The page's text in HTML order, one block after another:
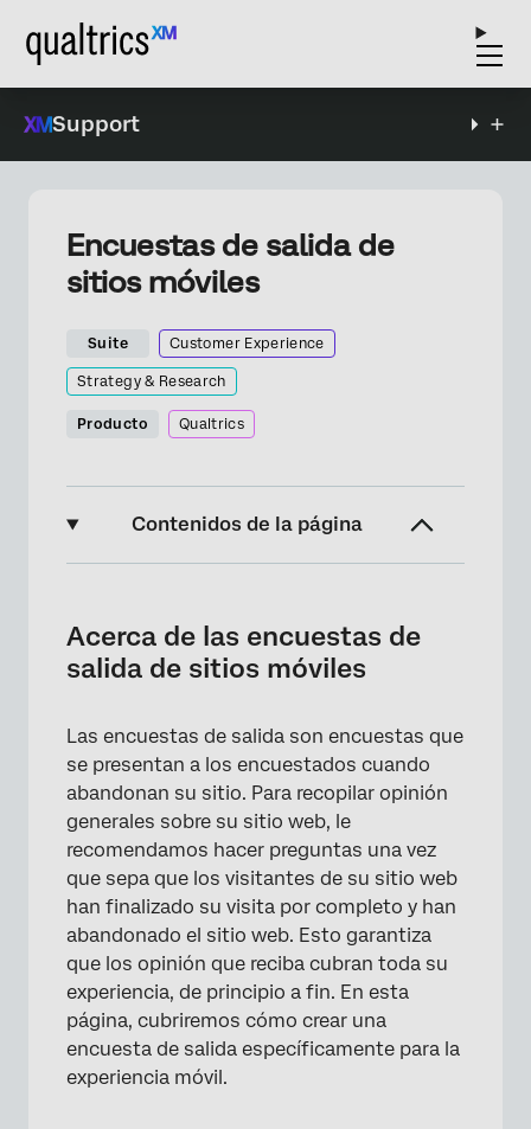
Support
Encuestas de salida de
sitios móviles
Suite Customer Experience
Strategy & Research
Producto Qualtrics
Contenidos de la página
Descripción general de las encuestas de
salida de sitios móviles
Paso 1: Creación de una Encuesta de
recopilación de información de Contacto
Paso 2: Configurar un Flujo de trabajo de
Distribución
Paso 3: Creación de la Diseño móvil y la
Intercept
Acerca de las encuestas de
salida de sitios móviles
Las encuestas de salida son encuestas que
se presentan a los encuestados cuando
abandonan su sitio. Para recopilar opinión
generales sobre su sitio web, le
recomendamos hacer preguntas una vez
que sepa que los visitantes de su sitio web
han finalizado su visita por completo y han
abandonado el sitio web. Esto garantiza
que los opinión que reciba cubran toda su
experiencia, de principio a fin. En esta
página, cubriremos cómo crear una
encuesta de salida específicamente para la
experiencia móvil.